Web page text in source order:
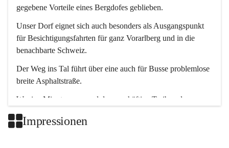
gegebene Vorteile eines Bergdofes geblieben.
Unser Dorf eignet sich auch besonders als Ausgangspunkt
für Besichtigungsfahrten für ganz Vorarlberg und in die
benachbarte Schweiz.
Der Weg ins Tal führt über eine auch für Busse problemlose
breite Asphaltstraße.
Wenige Minuten nur, und das geschäftige Treiben der
Impressionen